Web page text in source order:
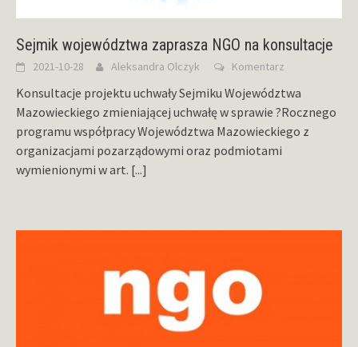
Sejmik województwa zaprasza NGO na konsultacje
2021-10-28 Aleksandra Olczyk Komentarz
Konsultacje projektu uchwały Sejmiku Województwa
Mazowieckiego zmieniającej uchwałę w sprawie ?Rocznego
programu współpracy Województwa Mazowieckiego z
organizacjami pozarządowymi oraz podmiotami
wymienionymi w art. [...]